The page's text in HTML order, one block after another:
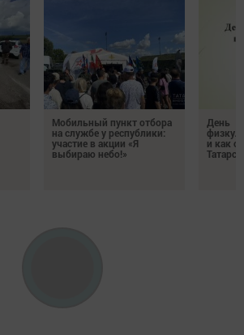
Мобильный пункт отбора
на службе у республики:
участие в акции «Я
выбираю небо!»
День
и как